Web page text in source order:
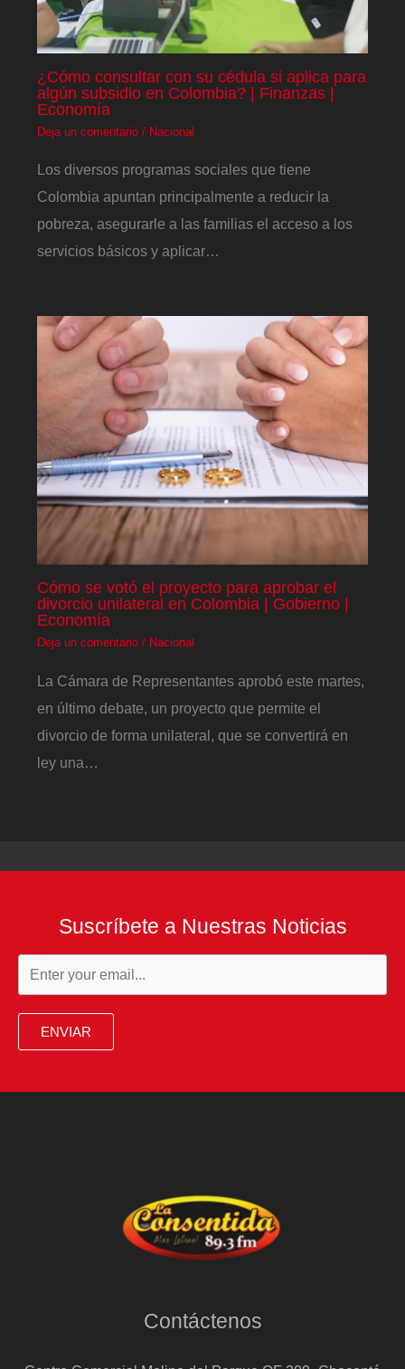
¿Cómo consultar con su cédula si aplica para
algún subsidio en Colombia? | Finanzas |
Economía
Deja un comentario / Nacional
Los diversos programas sociales que tiene
Colombia apuntan principalmente a reducir la
pobreza, asegurarle a las familias el acceso a los
servicios básicos y aplicar…
Cómo se votó el proyecto para aprobar el
divorcio unilateral en Colombia | Gobierno |
Economía
Deja un comentario / Nacional
La Cámara de Representantes aprobó este martes,
en último debate, un proyecto que permite el
divorcio de forma unilateral, que se convertirá en
ley una…
Suscríbete a Nuestras Noticias
ENVIAR
Contáctenos